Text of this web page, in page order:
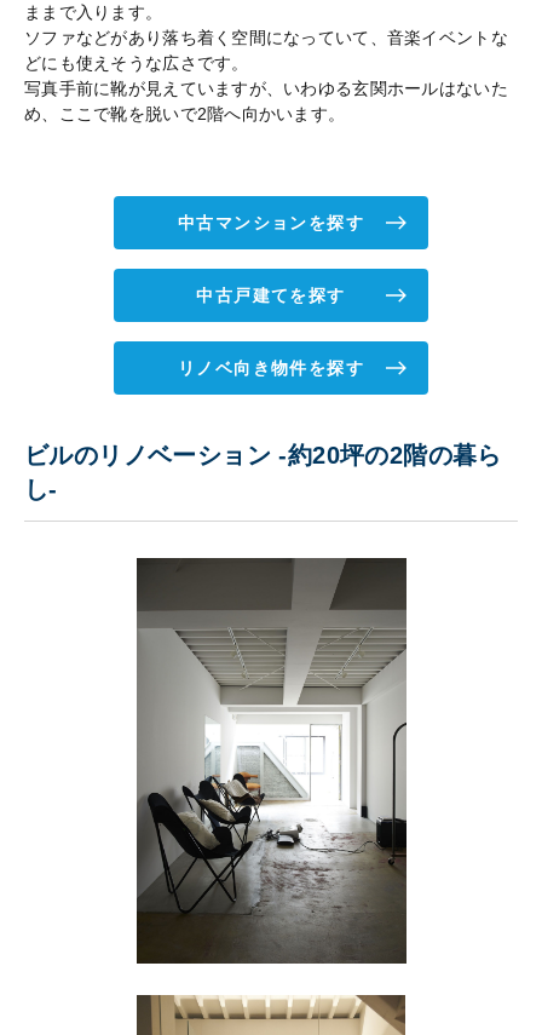
ままで入ります。
ソファなどがあり落ち着く空間になっていて、音楽イベントな
どにも使えそうな広さです。
写真手前に靴が見えていますが、いわゆる玄関ホールはないた
め、ここで靴を脱いで2階へ向かいます。
中古マンションを探す
中古戸建てを探す
リノベ向き物件を探す
ビルのリノベーション -約20坪の2階の暮ら
し-